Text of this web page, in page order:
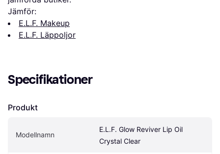
Jämför:
E.L.F. Makeup
E.L.F. Läppoljor
Specifikationer
Produkt
Modellnamn
E.L.F. Glow Reviver Lip Oil
Crystal Clear